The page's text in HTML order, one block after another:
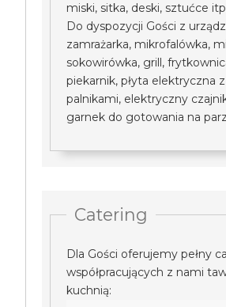
miski, sitka, deski, sztućce
Do dyspozycji Gości z
zamrażarka, mikrofalówka,
sokowirówka, grill,
piekarnik, płyta elektryczna
palnikami, elektryczny
garnek do gotowania na
Catering
Dla Gości oferujemy pełny
współpracujących z nami
kuchnią: